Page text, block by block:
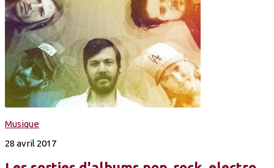
Musique
28 avril 2017